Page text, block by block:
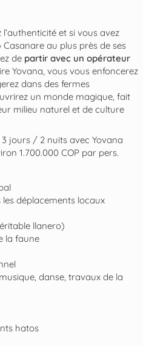
et si vous avez
au plus près de ses
de partir avec un opérateur
Yovana, vous vous enfoncerez
dans des fermes
un monde magique, fait
milieu naturel et de culture
jours / 2 nuits avec Yovana
1.700.000 COP par pers.
déplacements locaux
llanero)
la faune
danse, travaux de la
hatos